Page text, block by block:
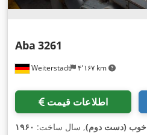
Weiterstadt ۴٬۱۶۷ km
Aba 3261
اطلاعات قیمت
خوب (دست دوم), سال ساخت: ۱۹۶۰